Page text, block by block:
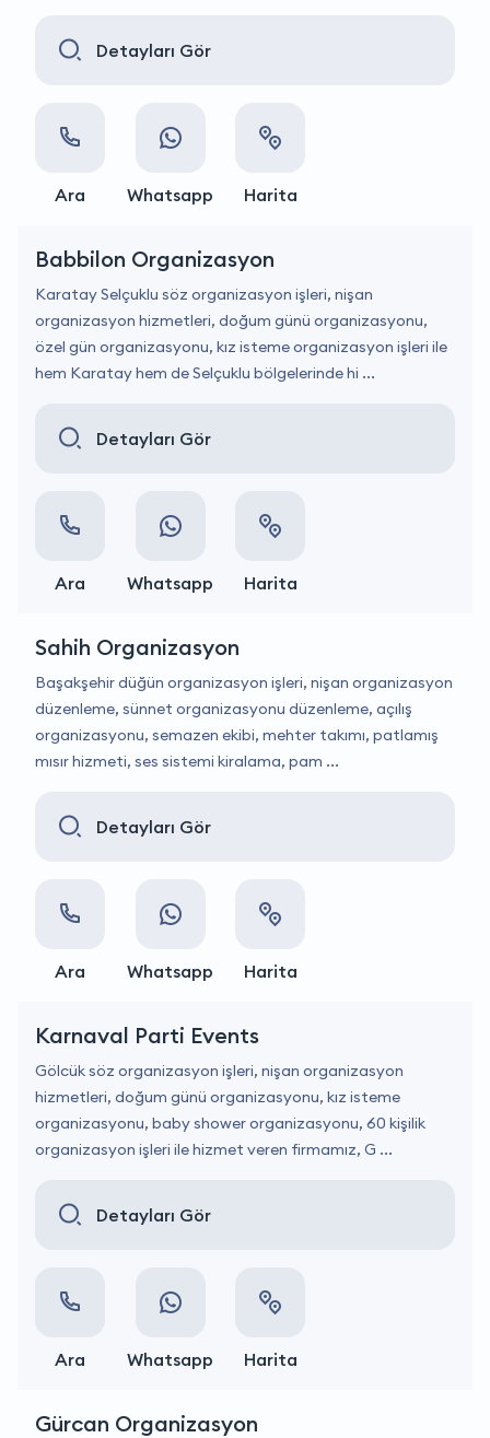
Detayları Gör
Ara Whatsapp Harita
Babbilon Organizasyon
Karatay Selçuklu söz organizasyon işleri, nişan
organizasyon hizmetleri, doğum günü organizasyonu,
özel gün organizasyonu, kız isteme organizasyon işleri ile
hem Karatay hem de Selçuklu bölgelerinde hi ...
Detayları Gör
Ara Whatsapp Harita
Sahih Organizasyon
Başakşehir düğün organizasyon işleri, nişan organizasyon
düzenleme, sünnet organizasyonu düzenleme, açılış
organizasyonu, semazen ekibi, mehter takımı, patlamış
mısır hizmeti, ses sistemi kiralama, pam ...
Detayları Gör
Ara Whatsapp Harita
Karnaval Parti Events
Gölcük söz organizasyon işleri, nişan organizasyon
hizmetleri, doğum günü organizasyonu, kız isteme
organizasyonu, baby shower organizasyonu, 60 kişilik
organizasyon işleri ile hizmet veren firmamız, G ...
Detayları Gör
Ara Whatsapp Harita
Gürcan Organizasyon